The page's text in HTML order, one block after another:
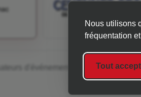
Nous utilisons
fréquentation
Tout
d'événements sportifs et